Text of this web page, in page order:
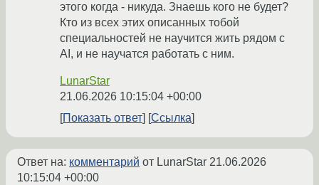
этого когда - никуда. Знаешь кого не будет?
Кто из всех этих описанных тобой
специальностей не научится жить рядом с
AI, и не научатся работать с ним.
LunarStar
21.06.2026 10:15:04 +00:00
Показать ответ
Ссылка
Ответ на: комментарий от LunarStar 21.06.2026
10:15:04 +00:00